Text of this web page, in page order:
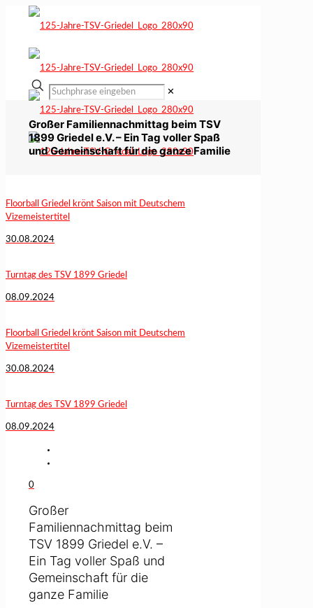
✕
Großer Familiennachmittag beim TSV
1899 Griedel e.V. – Ein Tag voller Spaß
und Gemeinschaft für die ganze Familie
Floorball Griedel krönt Saison mit Deutschem
Vizemeistertitel
30.08.2024
Turntag des TSV 1899 Griedel
08.09.2024
Floorball Griedel krönt Saison mit Deutschem
Vizemeistertitel
30.08.2024
Turntag des TSV 1899 Griedel
08.09.2024
0
Großer
Familiennachmittag beim
TSV 1899 Griedel e.V. –
Ein Tag voller Spaß und
Gemeinschaft für die
ganze Familie